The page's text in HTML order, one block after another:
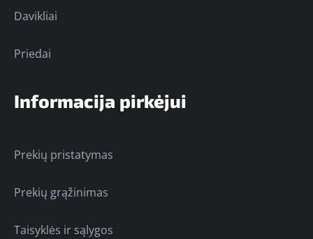
Davikliai
Priedai
Informacija pirkėjui
Prekių pristatymas
Prekių grąžinimas
Taisyklės ir sąlygos